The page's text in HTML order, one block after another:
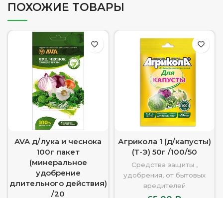
ПОХОЖИЕ ТОВАРЫ
AVA д/лука и чеснока
100г пакет
(минеральное
удобрение
длительного действия)
/20
Агрикола 1 (д/капусты)
(Т-Э) 50г /100/50
Средства защиты ,
удобрения, от бытовых
вредителей